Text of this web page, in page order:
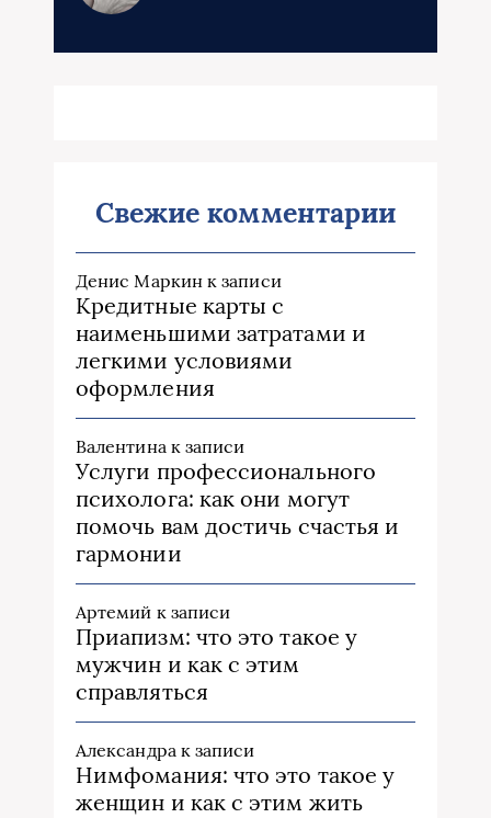
Свежие комментарии
Денис Маркинк записи
Кредитные карты с
наименьшими затратами и
легкими условиями
оформления
Валентинак записи
Услуги профессионального
психолога: как они могут
помочь вам достичь счастья и
гармонии
Артемий к записи
Приапизм: что это такое у
мужчин и как с этим
справляться
Александрак записи
Нимфомания: что это такое у
женщин и как с этим жить